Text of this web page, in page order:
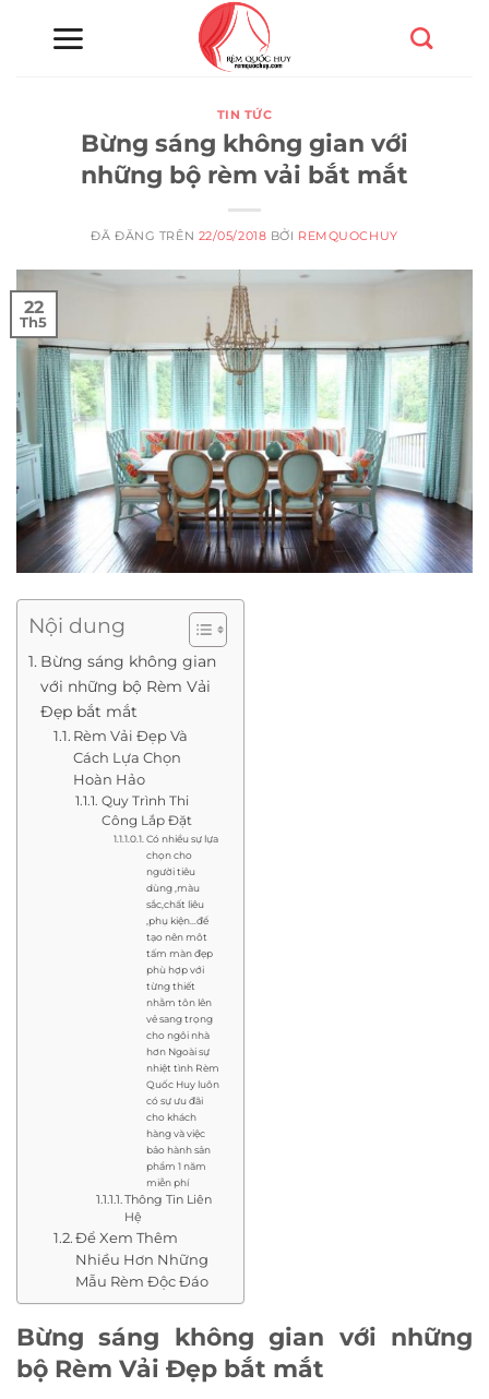
TIN TỨC
Bừng sáng không gian với
những bộ rèm vải bắt mắt
ĐÃ ĐĂNG TRÊN 22/05/2018 BỞI REMQUOCHUY
22
Th5
Nội dung
Bừng sáng không gian
với những bộ Rèm Vải
Đẹp bắt mắt
Rèm Vải Đẹp Và
Cách Lựa Chọn
Hoàn Hảo
Quy Trình Thi
Công Lắp Đặt
Có nhiều sự lựa
chọn cho
người tiêu
dùng ,màu
sắc,chất liêu
,phụ kiện…để
tạo nên môt
tấm màn đẹp
phù hợp với
từng thiết
nhằm tôn lên
vẻ sang trọng
cho ngôi nhà
hơn Ngoài sự
nhiệt tình Rèm
Quốc Huy luôn
có sự ưu đãi
cho khách
hàng và việc
bảo hành sản
phẩm 1 năm
miễn phí
Thông Tin Liên
Hệ
Để Xem Thêm
Nhiều Hơn Những
Mẫu Rèm Độc Đáo
Bừng sáng không gian với những
bộ Rèm Vải Đẹp bắt mắt